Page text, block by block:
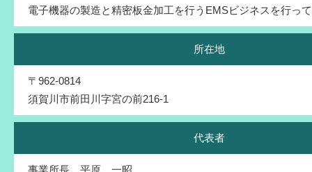
電子機器の製造と精密板金加工を行うEMSビジネスを行っ
所在地
〒962-0814
須賀川市前田川字宮の前216-1
代表者